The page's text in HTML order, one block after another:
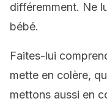
différemment. Ne
bébé.
Faites-lui
mette en colère,
mettons aussi en